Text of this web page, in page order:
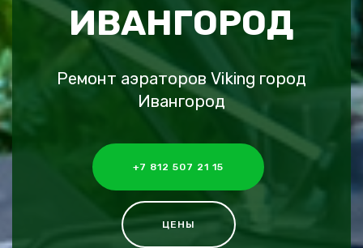
ИВАНГОРОД
Ремонт аэраторов Viking город
Ивангород
+7 812 507 21 15
ЦЕНЫ